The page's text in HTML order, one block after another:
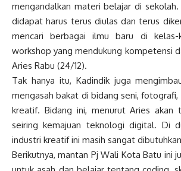
mengandalkan materi belajar di
didapat harus terus diulas dan terus
mencari berbagai ilmu baru di kelas-
workshop yang mendukung kompetensi
Aries Rabu (24/12).
Tak hanya itu, Kadindik juga
mengasah bakat di bidang seni,
kreatif. Bidang ini, menurut Aries akan
seiring kemajuan teknologi digital. Di
industri kreatif ini masih sangat
Berikutnya, mantan Pj Wali Kota Batu ini